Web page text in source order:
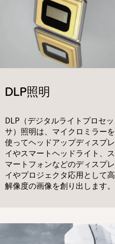
DLP（デジタルライトプロセッ
サ）照明は、マイクロミラーを
使ってヘッドアップディスプレ
イやスマートヘッドライト、ス
マートフォンなどのディスプレ
イやプロジェクタ応用として高
解像度の画像を創り出します。